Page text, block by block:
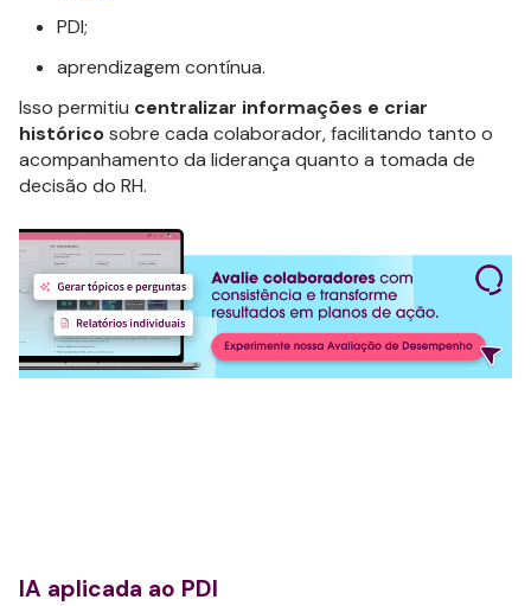
PDI;
aprendizagem contínua.
Isso permitiu centralizar informações e criar
históricosobre cada colaborador, facilitando tanto o
acompanhamento da liderança quanto a tomada de
decisão do RH.
IA aplicada ao PDI